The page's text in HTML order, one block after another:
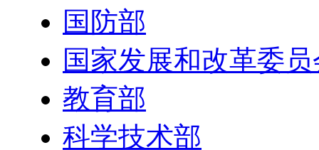
国防部
国家发展和改革委
教育部
科学技术部